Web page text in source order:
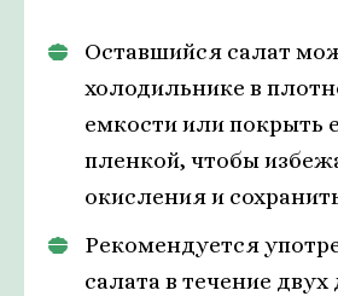
Оставшийся салат
холодильнике в
емкости или покрыть
пленкой, чтобы
окисления и
Рекомендуется
салата в течение